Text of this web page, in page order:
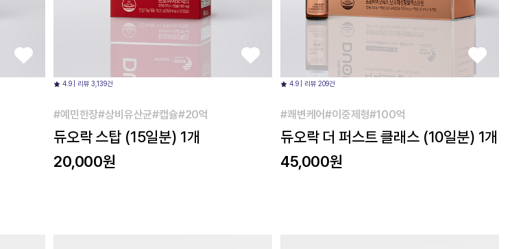
4.9 | 리뷰 3,139건
#예민한장#상비유산균#캡슐#20억
듀오락 스탑 (15일분) 1개
20,000원
4.9 | 리뷰 209건
#쾌변케어#이중제형#100억
듀오락 더 퍼스트 클래스 (10일분) 1개
45,000원